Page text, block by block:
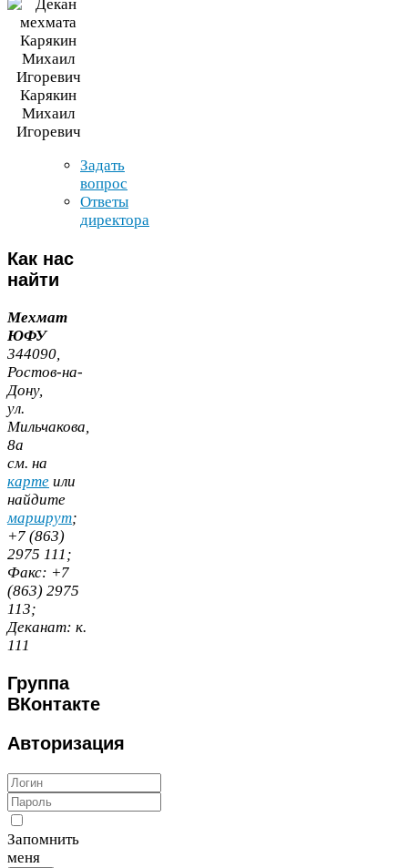
Карякин
Михаил
Игоревич
Задать
вопрос
Ответы
директора
Как нас
найти
Мехмат
ЮФУ
344090,
Ростов-​на-​
Дону,
ул.
Мильчакова,
8а
cм. на
карте или
найдите
маршрут;
+7 (863)
2975 111;
Факс: +7
(863) 2975
113;
Деканат: к.
111
Группа
ВКонтакте
Авторизация
Запомнить
меня